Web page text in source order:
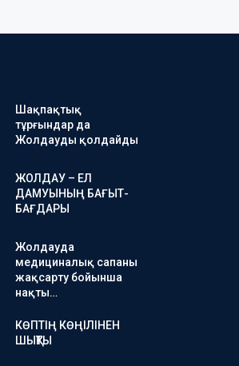
Шақпақтық
тұрғындар да
Жолдауды қолдайды
ЖОЛДАУ – ЕЛ
ДАМУЫНЫҢ БАҒЫТ-
БАҒДАРЫ
Жолдауда
медициналық сапаны
жақсарту бойынша
нақты…
КӨПТІҢ КӨҢІЛІНЕН
ШЫҚТЫ